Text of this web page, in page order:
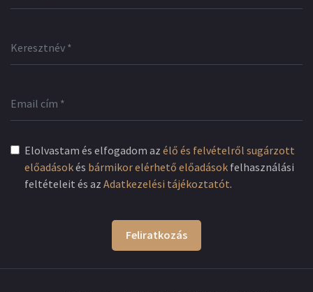
Elolvastam és elfogadom az élő és felvételről sugárzott
előadásokés bármikor elérhető előadások felhasználási
feltételeit és az Adatkezelési tájékoztatót.
Feliratkozás